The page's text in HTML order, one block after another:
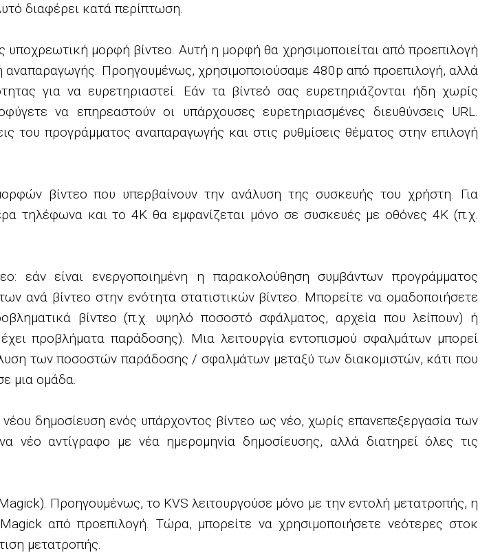
διαφέρει κατά περίπτωση.
υποχρεωτική μορφή βίντεο. Αυτή η μορφή θα χρησιμοποιείται από προεπιλογή
αναπαραγωγής. Προηγουμένως, χρησιμοποιούσαμε 480p από προεπιλογή, αλλά
για να ευρετηριαστεί. Εάν τα βίντεό σας ευρετηριάζονται ήδη χωρίς
να επηρεαστούν οι υπάρχουσες ευρετηριασμένες διευθύνσεις URL.
του προγράμματος αναπαραγωγής και στις ρυθμίσεις θέματος στην επιλογή
βίντεο που υπερβαίνουν την ανάλυση της συσκευής του χρήστη. Για
τηλέφωνα και το 4K θα εμφανίζεται μόνο σε συσκευές με οθόνες 4K (π.χ.
εάν είναι ενεργοποιημένη η παρακολούθηση συμβάντων προγράμματος
ανά βίντεο στην ενότητα στατιστικών βίντεο. Μπορείτε να ομαδοποιήσετε
βίντεο (π.χ. υψηλό ποσοστό σφάλματος, αρχεία που λείπουν) ή
προβλήματα παράδοσης). Μια λειτουργία εντοπισμού σφαλμάτων μπορεί
των ποσοστών παράδοσης / σφαλμάτων μεταξύ των διακομιστών, κάτι που
μια ομάδα.
δημοσίευση ενός υπάρχοντος βίντεο ως νέο, χωρίς επανεπεξεργασία των
νέο αντίγραφο με νέα ημερομηνία δημοσίευσης, αλλά διατηρεί όλες τις
Προηγουμένως, το KVS λειτουργούσε μόνο με την εντολή μετατροπής, η
από προεπιλογή. Τώρα, μπορείτε να χρησιμοποιήσετε νεότερες στοκ
μετατροπής.